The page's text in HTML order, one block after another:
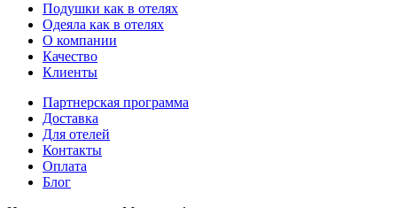
Подушки как в отелях
Одеяла как в отелях
О компании
Качество
Клиенты
Партнерская программа
Доставка
Для отелей
Контакты
Оплата
Блог